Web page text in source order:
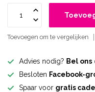
Toevoegen om te vergelijken
Advies nodig? Bel ons
Besloten Facebook-
Spaar voor gratis